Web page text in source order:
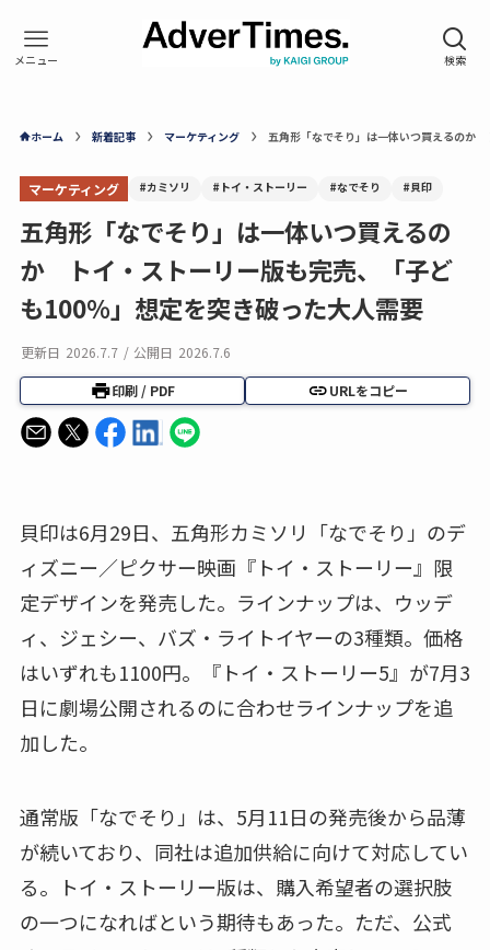
ホーム 新着記事 マーケティング 五角形「なでそり」は一体いつ買えるのか
マーケティング #カミソリ #トイ・ストーリー #なでそり #貝印
五角形「なでそり」は一体いつ買えるの
か トイ・ストーリー版も完売、「子ど
も100％」想定を突き破った大人需要
更新日 2026.7.7 / 公開日 2026.7.6
印刷 / PDF URLをコピー
貝印は6月29日、五角形カミソリ「なでそり」のデ
ィズニー／ピクサー映画『トイ・ストーリー』限
定デザインを発売した。ラインナップは、ウッデ
ィ、ジェシー、バズ・ライトイヤーの3種類。価格
はいずれも1100円。『トイ・ストーリー5』が7月3
日に劇場公開されるのに合わせラインナップを追
加した。
通常版「なでそり」は、5月11日の発売後から品薄
が続いており、同社は追加供給に向けて対応してい
る。トイ・ストーリー版は、購入希望者の選択肢
の一つになればという期待もあった。ただ、公式